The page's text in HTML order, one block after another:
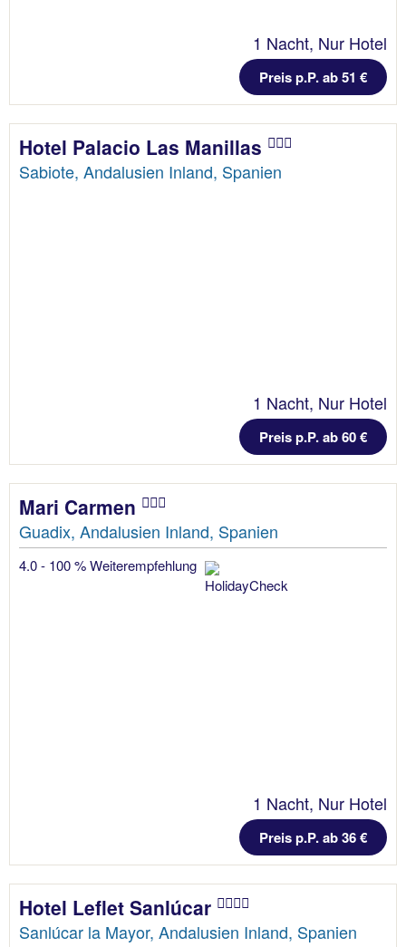
1 Nacht, Nur Hotel
Preis p.P. ab 51 €
Hotel Palacio Las Manillas
Sabiote, Andalusien Inland, Spanien
1 Nacht, Nur Hotel
Preis p.P. ab 60 €
Mari Carmen
Guadix, Andalusien Inland, Spanien
4.0 - 100 % Weiterempfehlung
1 Nacht, Nur Hotel
Preis p.P. ab 36 €
Hotel Leflet Sanlúcar
Sanlúcar la Mayor, Andalusien Inland, Spanien